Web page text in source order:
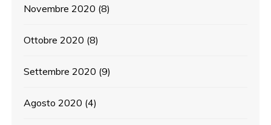
Novembre 2020 (8)
Ottobre 2020 (8)
Settembre 2020 (9)
Agosto 2020 (4)